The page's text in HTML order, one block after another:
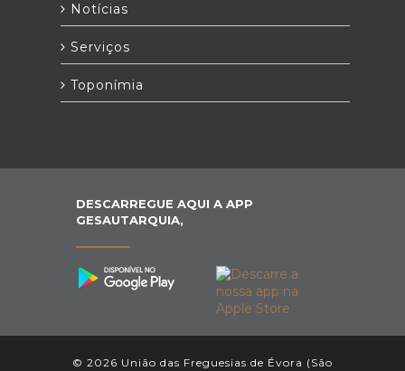
Notícias
Serviços
Toponímia
DESCARREGUE AQUI A APP
GESAUTARQUIA,
© 2026 União das Freguesias de Évora (São